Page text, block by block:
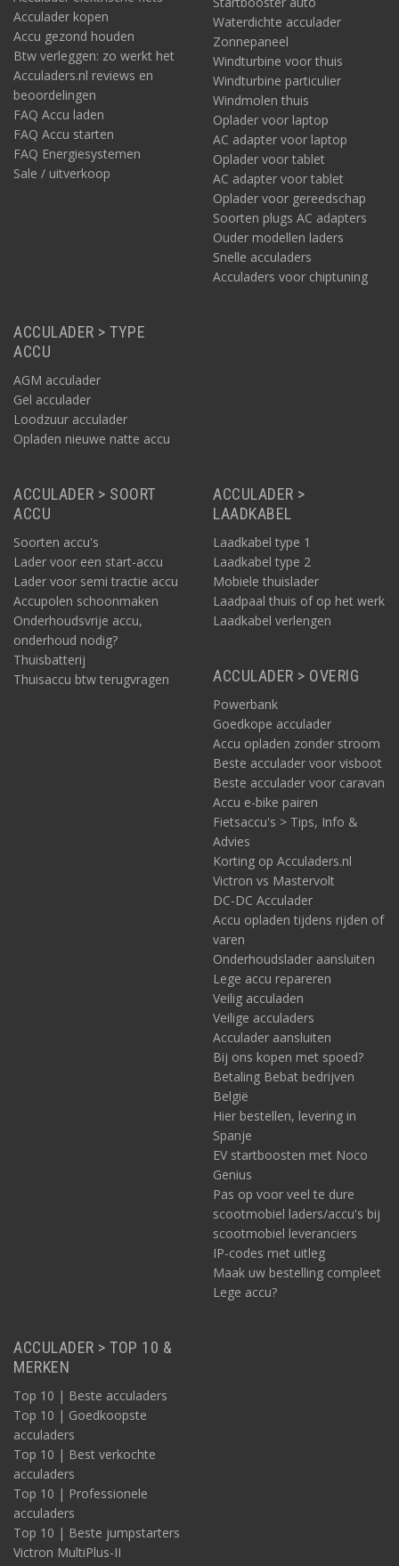
Acculader kopen
Accu gezond houden
Btw verleggen: zo werkt het
Acculaders.nl reviews en
beoordelingen
FAQ Accu laden
FAQ Accu starten
FAQ Energiesystemen
Sale / uitverkoop
Waterdichte acculader
Zonnepaneel
Windturbine voor thuis
Windturbine particulier
Windmolen thuis
Oplader voor laptop
AC adapter voor laptop
Oplader voor tablet
AC adapter voor tablet
Oplader voor gereedschap
Soorten plugs AC adapters
Ouder modellen laders
Snelle acculaders
Acculaders voor chiptuning
ACCULADER > TYPE
ACCU
AGM acculader
Gel acculader
Loodzuur acculader
Opladen nieuwe natte accu
ACCULADER > SOORT
ACCU
Soorten accu's
Lader voor een start-accu
Lader voor semi tractie accu
Accupolen schoonmaken
Onderhoudsvrije accu,
onderhoud nodig?
Thuisbatterij
Thuisaccu btw terugvragen
ACCULADER >
LAADKABEL
Laadkabel type 1
Laadkabel type 2
Mobiele thuislader
Laadpaal thuis of op het werk
Laadkabel verlengen
ACCULADER > OVERIG
Powerbank
Goedkope acculader
Accu opladen zonder stroom
Beste acculader voor visboot
Beste acculader voor caravan
Accu e-bike pairen
Fietsaccu's > Tips, Info &
Advies
Korting op Acculaders.nl
Victron vs Mastervolt
DC-DC Acculader
Accu opladen tijdens rijden of
varen
Onderhoudslader aansluiten
Lege accu repareren
Veilig acculaden
Veilige acculaders
Acculader aansluiten
Bij ons kopen met spoed?
Betaling Bebat bedrijven
België
Hier bestellen, levering in
Spanje
EV startboosten met Noco
Genius
Pas op voor veel te dure
scootmobiel laders/accu's bij
scootmobiel leveranciers
IP-codes met uitleg
Maak uw bestelling compleet
Lege accu?
ACCULADER > TOP 10 &
MERKEN
Top 10 | Beste acculaders
Top 10 | Goedkoopste
acculaders
Top 10 | Best verkochte
acculaders
Top 10 | Professionele
acculaders
Top 10 | Beste jumpstarters
Victron MultiPlus-II